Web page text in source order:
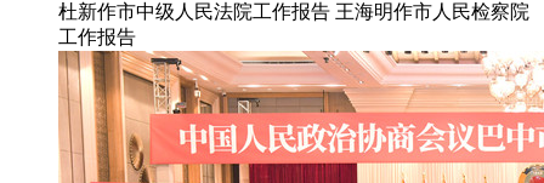
杜新作市中级人民法院工作报告 王海明作市人民检察院
工作报告